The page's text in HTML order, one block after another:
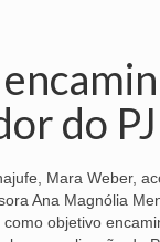
do
Mara Weber,
Ana Magnólia
objetivo